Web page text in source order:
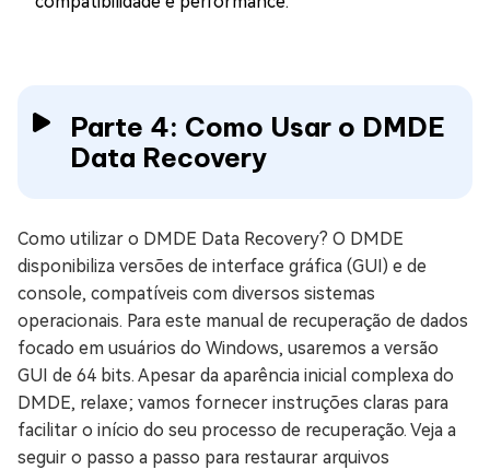
Parte 4: Como Usar o DMDE
Data Recovery
Como utilizar o DMDE Data Recovery? O DMDE
disponibiliza versões de interface gráfica (GUI) e de
console, compatíveis com diversos sistemas
operacionais. Para este manual de recuperação de dados
focado em usuários do Windows, usaremos a versão
GUI de 64 bits. Apesar da aparência inicial complexa do
DMDE, relaxe; vamos fornecer instruções claras para
facilitar o início do seu processo de recuperação. Veja a
seguir o passo a passo para restaurar arquivos